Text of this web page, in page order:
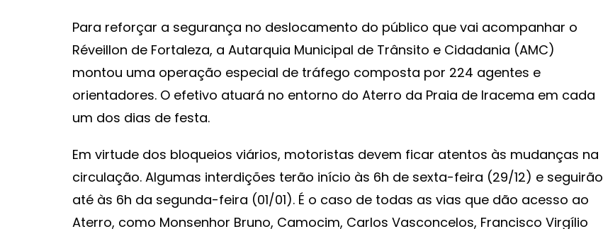
Para reforçar a segurança no deslocamento do público que vai acompanhar o
Réveillon de Fortaleza, a Autarquia Municipal de Trânsito e Cidadania (AMC)
montou uma operação especial de tráfego composta por 224 agentes e
orientadores. O efetivo atuará no entorno do Aterro da Praia de Iracema em cada
um dos dias de festa.
Em virtude dos bloqueios viários, motoristas devem ficar atentos às mudanças na
circulação. Algumas interdições terão início às 6h de sexta-feira (29/12) e seguirão
até às 6h da segunda-feira (01/01). É o caso de todas as vias que dão acesso ao
Aterro, como Monsenhor Bruno, Camocim, Carlos Vasconcelos, Francisco Virgílio